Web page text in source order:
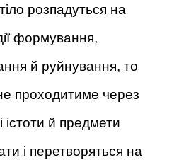
розпадуться на
формування,
й руйнування, то
проходитиме через
істоти й предмети
і перетворяться на